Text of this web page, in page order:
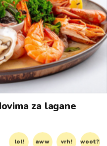
za lagane
lol! aww vrh! woot?!